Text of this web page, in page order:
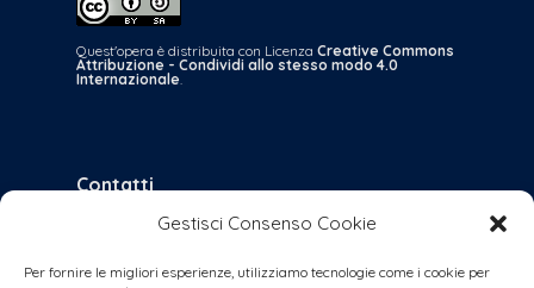
Gestisci Consenso Cookie
Per fornire le migliori esperienze, utilizziamo tecnologie come i cookie per
Quest'opera è distribuita con Licenza Creative Commons
Attribuzione - Condividi allo stesso modo 4.0
Internazionale.
Contatti
bologna@coalizionecivica.it
per qualsiasi questione